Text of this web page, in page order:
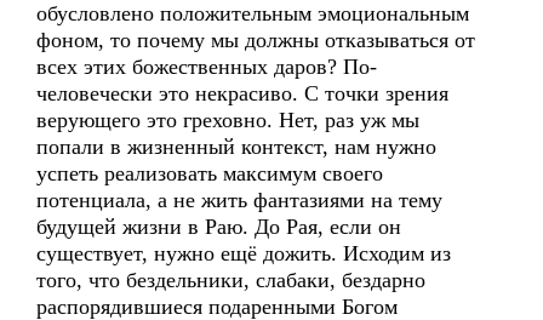
обусловлено положительным эмоциональным
фоном, то почему мы должны отказываться от
всех этих божественных даров? По-
человечески это некрасиво. С точки зрения
верующего это греховно. Нет, раз уж мы
попали в жизненный контекст, нам нужно
успеть реализовать максимум своего
потенциала, а не жить фантазиями на тему
будущей жизни в Раю. До Рая, если он
существует, нужно ещё дожить. Исходим из
того, что бездельники, слабаки, бездарно
распорядившиеся подаренными Богом